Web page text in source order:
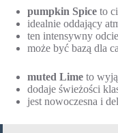
pumpkin Spice to
idealnie oddający
ten intensywny
może być bazą dla
muted Lime to
dodaje świeżości
jest nowoczesna i